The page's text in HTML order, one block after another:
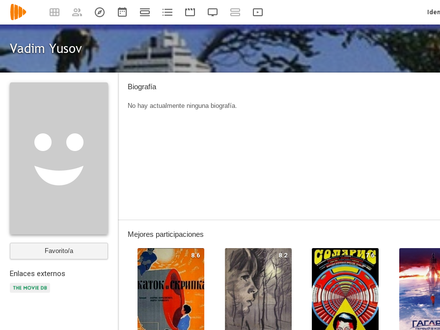
Vadim Yusov
Favorito/a
Enlaces externos
Biografía
No hay actualmente ninguna biografía.
Mejores participaciones
8.6 8.2 7.6